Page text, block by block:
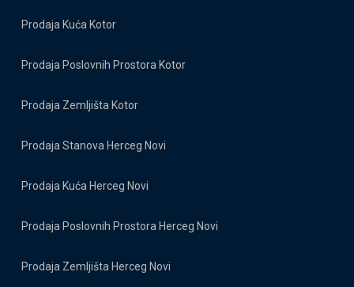
Prodaja Kuća Kotor
Prodaja Poslovnih Prostora Kotor
Prodaja Zemljišta Kotor
Prodaja Stanova Herceg Novi
Prodaja Kuća Herceg Novi
Prodaja Poslovnih Prostora Herceg Novi
Prodaja Zemljišta Herceg Novi